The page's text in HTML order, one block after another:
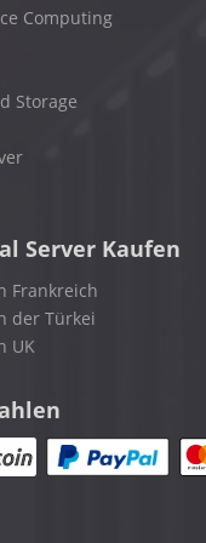
Computing
Storage
Server Kaufen
Frankreich
der Türkei
UK